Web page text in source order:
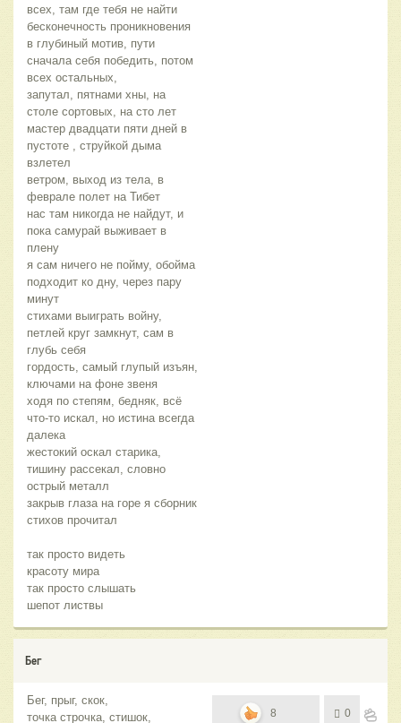
всех, там где тебя не найти
бесконечность проникновения
в глубиный мотив, пути
сначала себя победить, потом
всех остальных,
запутал, пятнами хны, на
столе сортовых, на сто лет
мастер двадцати пяти дней в
пустоте , струйкой дыма
взлетел
ветром, выход из тела, в
феврале полет на Тибет
нас там никогда не найдут, и
пока самурай выживает в
плену
я сам ничего не пойму, обойма
подходит ко дну, через пару
минут
стихами выиграть войну,
петлей круг замкнут, сам в
глубь себя
гордость, самый глупый изъян,
ключами на фоне звеня
ходя по степям, бедняк, всё
что-то искал, но истина всегда
далека
жестокий оскал старика,
тишину рассекал, словно
острый металл
закрыв глаза на горе я сборник
стихов прочитал
так просто видеть
красоту мира
так просто слышать
шепот листвы
Бег
Бег, прыг, скок,
точка строчка, стишок,
8 0